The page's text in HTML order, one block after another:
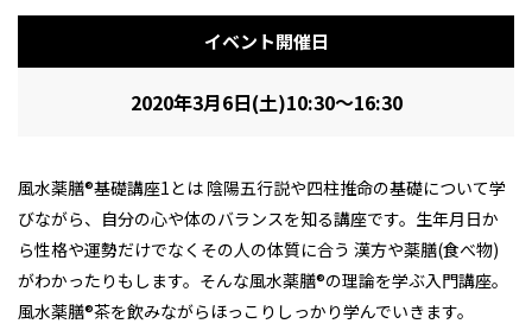
アジア・エスニッ
ランチ その他
その他
温活・サウナ
その他
その他
イベント開催日
2020年3月6日(土)10:30～16:30
風水薬膳®基礎講座1とは 陰陽五行説や四柱推命の基礎について学
びながら、自分の心や体のバランスを知る講座です。生年月日か
ら性格や運勢だけでなくその人の体質に合う 漢方や薬膳(食べ物)
がわかったりもします。そんな風水薬膳®︎の理論を学ぶ入門講座。
風水薬膳®︎茶を飲みながらほっこりしっかり学んでいきます。